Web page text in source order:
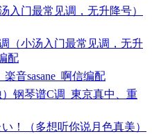
入门最常见调，无升降号）
（小汤入门最常见调，无升
配
音sasane_啊信编配
钢琴谱C调_東京真中、重
！（多想听你说月色真美）